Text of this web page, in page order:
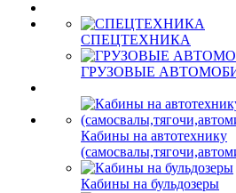
СПЕЦТЕХНИКА
ГРУЗОВЫЕ
Кабины на автотехнику
Кабины на бульдозеры